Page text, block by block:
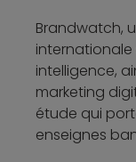
Brandwatch,
internationale
intelligence,
marketing
étude qui
enseignes